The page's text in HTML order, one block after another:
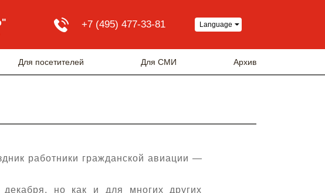
+7 (495) 477-33-81 Language
Для посетителей Для СМИ Архив
работники гражданской авиации —
но как и для многих других